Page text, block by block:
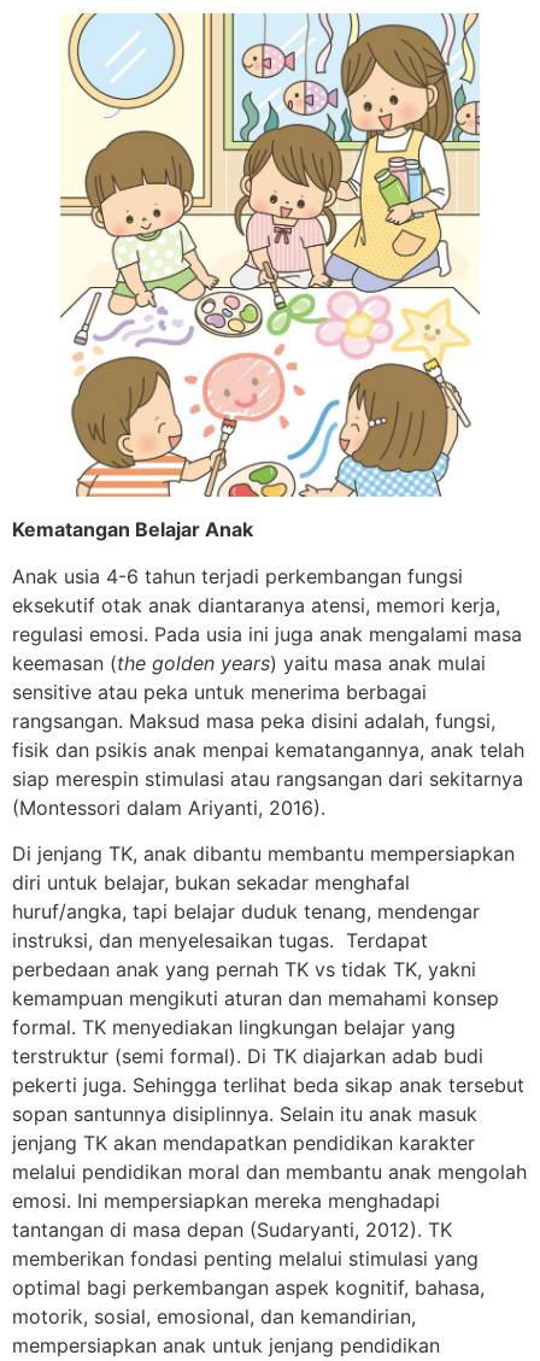
Kematangan Belajar Anak
Anak usia 4-6 tahun terjadi perkembangan fungsi
eksekutif otak anak diantaranya atensi, memori kerja,
regulasi emosi. Pada usia ini juga anak mengalami masa
keemasan (the golden years) yaitu masa anak mulai
sensitive atau peka untuk menerima berbagai
rangsangan. Maksud masa peka disini adalah, fungsi,
fisik dan psikis anak menpai kematangannya, anak telah
siap merespin stimulasi atau rangsangan dari sekitarnya
(Montessori dalam Ariyanti, 2016).
Di jenjang TK, anak dibantu membantu mempersiapkan
diri untuk belajar, bukan sekadar menghafal
huruf/angka, tapi belajar duduk tenang, mendengar
instruksi, dan menyelesaikan tugas. Terdapat
perbedaan anak yang pernah TK vs tidak TK, yakni
kemampuan mengikuti aturan dan memahami konsep
formal. TK menyediakan lingkungan belajar yang
terstruktur (semi formal). Di TK diajarkan adab budi
pekerti juga. Sehingga terlihat beda sikap anak tersebut
sopan santunnya disiplinnya. Selain itu anak masuk
jenjang TK akan mendapatkan pendidikan karakter
melalui pendidikan moral dan membantu anak mengolah
emosi. Ini mempersiapkan mereka menghadapi
tantangan di masa depan (Sudaryanti, 2012). TK
memberikan fondasi penting melalui stimulasi yang
optimal bagi perkembangan aspek kognitif, bahasa,
motorik, sosial, emosional, dan kemandirian,
mempersiapkan anak untuk jenjang pendidikan